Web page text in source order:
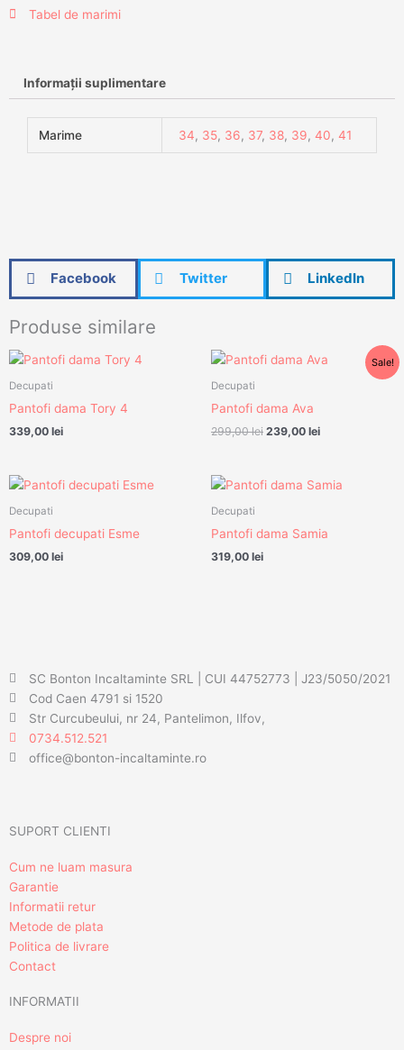
Tabel de marimi
Informații suplimentare
Marime 34, 35, 36, 37, 38, 39,40,41
Facebook Twitter LinkedIn
Produse similare
Decupati
Pantofi dama Tory 4
339,00 lei
Sale!
Decupati
Pantofi dama Ava
299,00lei
Prețul
299,00 lei.
239,00 lei
Prețul
Decupati
Pantofi decupati Esme
309,00 lei
Decupati
Pantofi dama Samia
319,00 lei
SC Bonton Incaltaminte SRL | CUI 44752773 | J23/5050/2021
Cod Caen 4791 si 1520
Str Curcubeului, nr 24, Pantelimon, Ilfov,
0734.512.521
office@bonton-incaltaminte.ro
SUPORT CLIENTI
Cum ne luam masura
Garantie
Informatii retur
Metode de plata
Politica de livrare
Contact
INFORMATII
Despre noi